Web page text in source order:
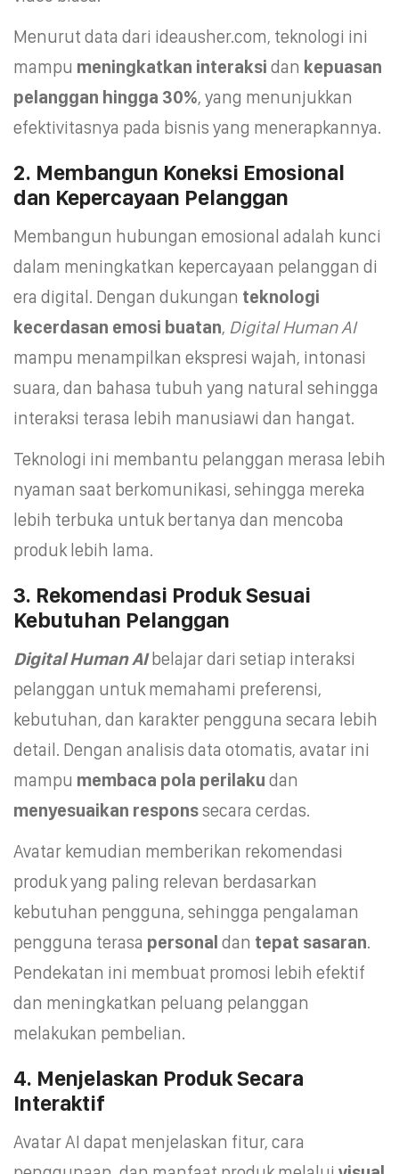
Menurut data dari ideausher.com, teknologi ini
mampu meningkatkan interaksi dan kepuasan
pelanggan hingga 30%, yang menunjukkan
efektivitasnya pada bisnis yang menerapkannya.
2. Membangun Koneksi Emosional
dan Kepercayaan Pelanggan
Membangun hubungan emosional adalah kunci
dalam meningkatkan kepercayaan pelanggan di
era digital. Dengan dukungan teknologi
kecerdasan emosi buatan, Digital Human AI
mampu menampilkan ekspresi wajah, intonasi
suara, dan bahasa tubuh yang natural sehingga
interaksi terasa lebih manusiawi dan hangat.
Teknologi ini membantu pelanggan merasa lebih
nyaman saat berkomunikasi, sehingga mereka
lebih terbuka untuk bertanya dan mencoba
produk lebih lama.
3. Rekomendasi Produk Sesuai
Kebutuhan Pelanggan
Digital Human AIbelajar dari setiap interaksi
pelanggan untuk memahami preferensi,
kebutuhan, dan karakter pengguna secara lebih
detail. Dengan analisis data otomatis, avatar ini
mampu membaca pola perilaku dan
menyesuaikan responssecara cerdas.
Avatar kemudian memberikan rekomendasi
produk yang paling relevan berdasarkan
kebutuhan pengguna, sehingga pengalaman
pengguna terasa personal dan tepat sasaran.
Pendekatan ini membuat promosi lebih efektif
dan meningkatkan peluang pelanggan
melakukan pembelian.
4. Menjelaskan Produk Secara
Interaktif
Avatar AI dapat menjelaskan fitur, cara